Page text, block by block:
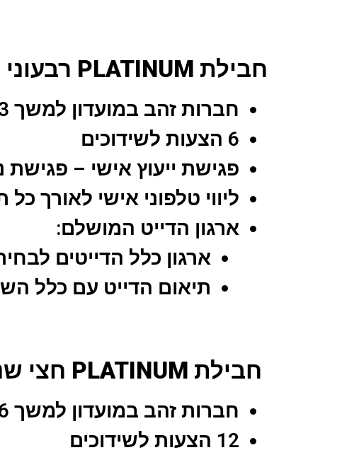
חבילת PLATINUM רבעוני
חברות זהב במועדון למשך 3 חודשים
6 הצעות לשידוכים
פגישת ייעוץ אישי – פגישת
ליווי טלפוני אישי לאורך
ארגון הדייט המושלם:
ארגון כלל הדייטים
תיאום הדייט עם כלל
‏ חבילת PLATINUM חצי שנתי
חברות זהב במועדון למשך 6 חודשים
12 הצעות לשידוכים